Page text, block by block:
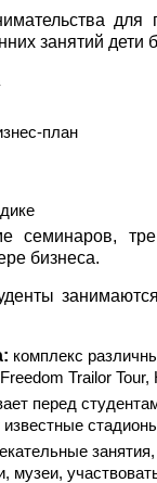
занятий дети
план
семинаров,
бизнеса.
комплекс
Trailor
перед
музеи,